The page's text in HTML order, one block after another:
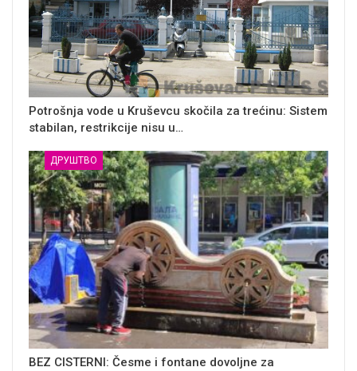
Potrošnja vode u Kruševcu skočila za trećinu: Sistem
stabilan, restrikcije nisu u…
ДРУШТВО
BEZ CISTERNI: Česme i fontane dovoljne za